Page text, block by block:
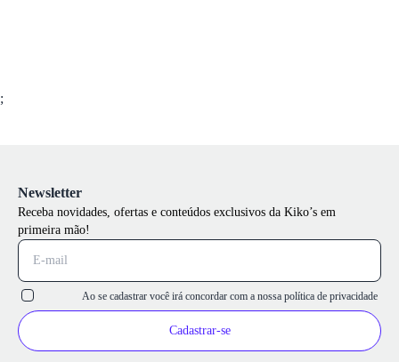
;
Newsletter
Receba novidades, ofertas e conteúdos exclusivos da Kiko’s em
primeira mão!
Ao se cadastrar você irá concordar com a nossa política de privacidade
Cadastrar-se